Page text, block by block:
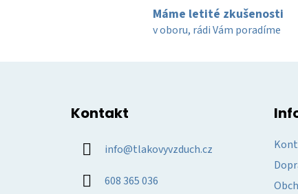
Máme letité zkušenosti
v oboru, rádi Vám poradíme
Kontakt
info@tlakovyvzduch.cz
608 365 036